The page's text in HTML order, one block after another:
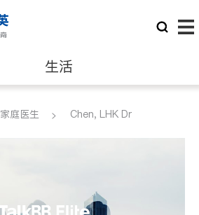
生活
律师
会计师
家庭医生 Chen, LHK Dr